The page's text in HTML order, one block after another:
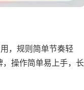
，规则简单节奏轻
操作简单易上手，长